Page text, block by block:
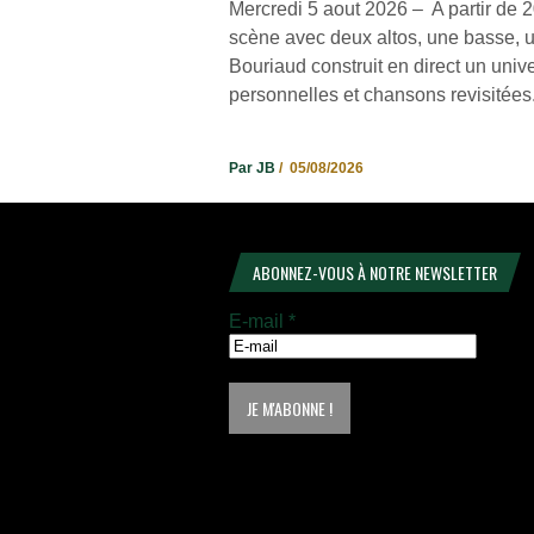
Mercredi 5 aout 2026 – A partir de
scène avec deux altos, une basse,
Bouriaud construit en direct un
personnelles et chansons
Par JB / 05/08/2026
ABONNEZ-VOUS À NOTRE NEWSLETTER
E-mail *